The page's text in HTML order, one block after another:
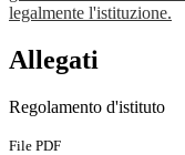
legalmente l'istituzione.
Allegati
Regolamento d'istituto
File PDF